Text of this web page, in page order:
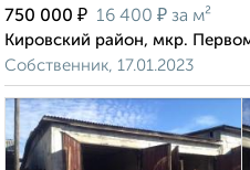
750 000 ₽ 16 400 ₽ за м²
Кировский район, мкр.
Собственник, 17.01.2023